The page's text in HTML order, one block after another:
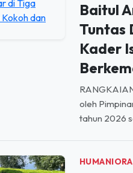
Baitul
Tuntas
Kader
oleh
tahun 2026
HUMANIORA